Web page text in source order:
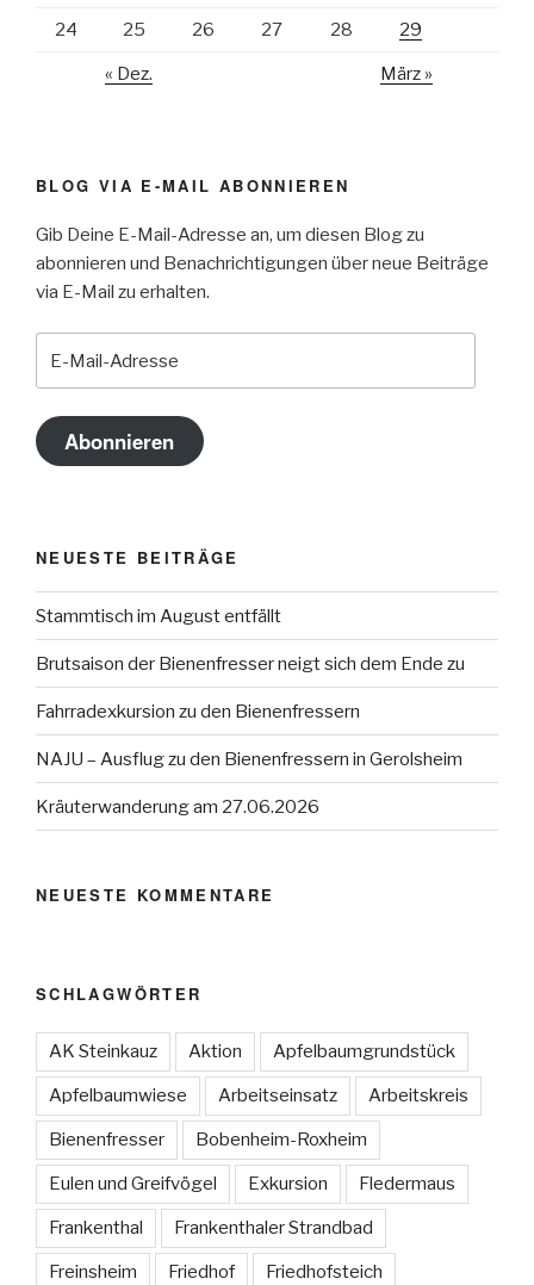
24 25 26 27 28 29
« Dez. März »
BLOG VIA E-MAIL ABONNIEREN
Gib Deine E-Mail-Adresse an, um diesen Blog zu
abonnieren und Benachrichtigungen über neue Beiträge
via E-Mail zu erhalten.
Mail-
Abonnieren
NEUESTE BEITRÄGE
Stammtisch im August entfällt
Brutsaison der Bienenfresser neigt sich dem Ende zu
Fahrradexkursion zu den Bienenfressern
NAJU – Ausflug zu den Bienenfressern in Gerolsheim
Kräuterwanderung am 27.06.2026
NEUESTE KOMMENTARE
SCHLAGWÖRTER
AK Steinkauz Aktion Apfelbaumgrundstück
Apfelbaumwiese Arbeitseinsatz Arbeitskreis
Bienenfresser Bobenheim-Roxheim
Eulen und Greifvögel Exkursion Fledermaus
Frankenthal Frankenthaler Strandbad
Freinsheim Friedhof Friedhofsteich